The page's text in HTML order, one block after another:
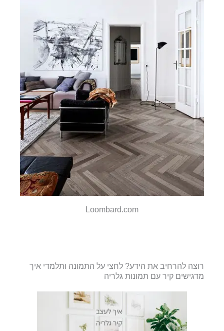
Loombard.com
רוצה להרחיב את הידע? לחצי על התמונה ותלמדי איך
מדגישים קיר עם תמונות גלריה